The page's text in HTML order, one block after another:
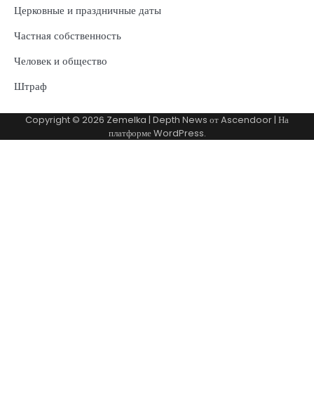
Церковные и праздничные даты
Частная собственность
Человек и общество
Штраф
Copyright © 2026 Zemelka | Depth News отAscendoor| На
платформеWordPress.